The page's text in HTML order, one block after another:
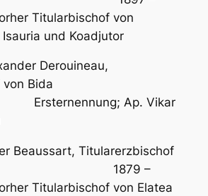
Titularbischof von
und Koadjutor
Derouineau,
von Bida
Ersternennung; Ap. Vikar
Beaussart, Titularerzbischof
1879 –
Titularbischof von Elatea